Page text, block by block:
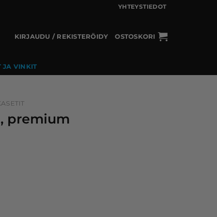
YHTEYSTIEDOT
KIRJAUDU / REKISTERÖIDY OSTOSKORI
JA VINKIT
premium